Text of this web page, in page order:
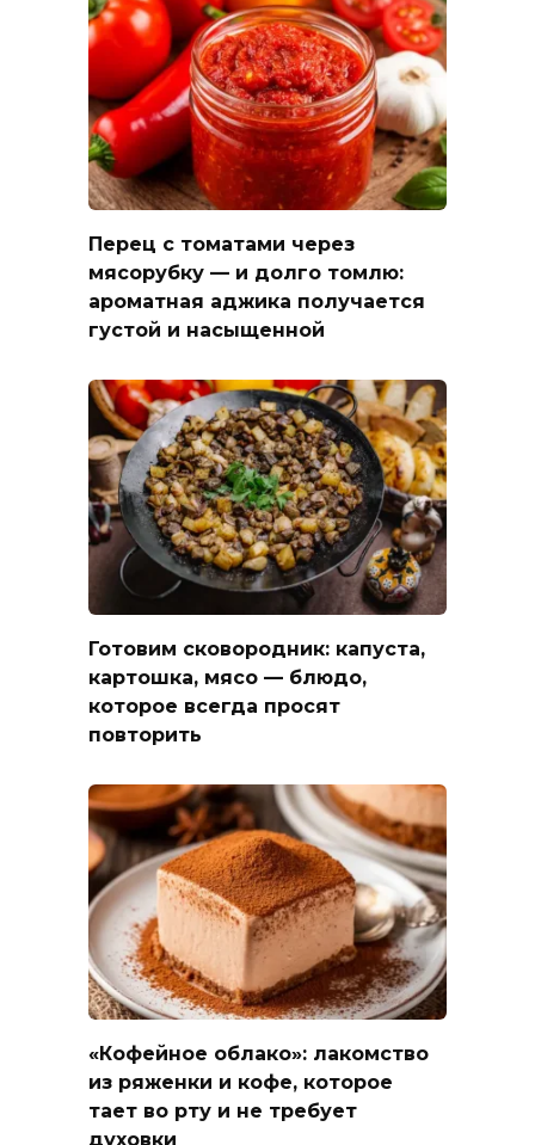
Перец с томатами через
мясорубку — и долго томлю:
ароматная аджика получается
густой и насыщенной
Готовим сковородник: капуста,
картошка, мясо — блюдо,
которое всегда просят
повторить
«Кофейное облако»: лакомство
из ряженки и кофе, которое
тает во рту и не требует
духовки